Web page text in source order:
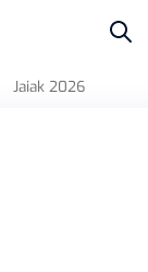
Jaiak 2026